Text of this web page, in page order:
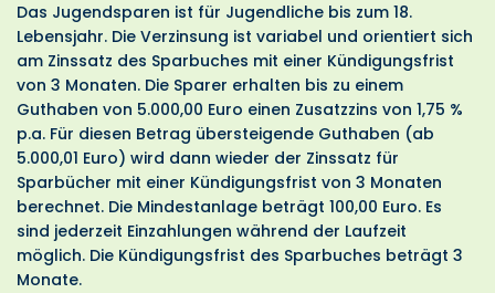
Das Jugendsparen ist für Jugendliche bis zum 18.
Lebensjahr. Die Verzinsung ist variabel und orientiert sich
am Zinssatz des Sparbuches mit einer Kündigungsfrist
von 3 Monaten. Die Sparer erhalten bis zu einem
Guthaben von 5.000,00 Euro einen Zusatzzins von 1,75 %
p.a. Für diesen Betrag übersteigende Guthaben (ab
5.000,01 Euro) wird dann wieder der Zinssatz für
Sparbücher mit einer Kündigungsfrist von 3 Monaten
berechnet. Die Mindestanlage beträgt 100,00 Euro. Es
sind jederzeit Einzahlungen während der Laufzeit
möglich. Die Kündigungsfrist des Sparbuches beträgt 3
Monate.